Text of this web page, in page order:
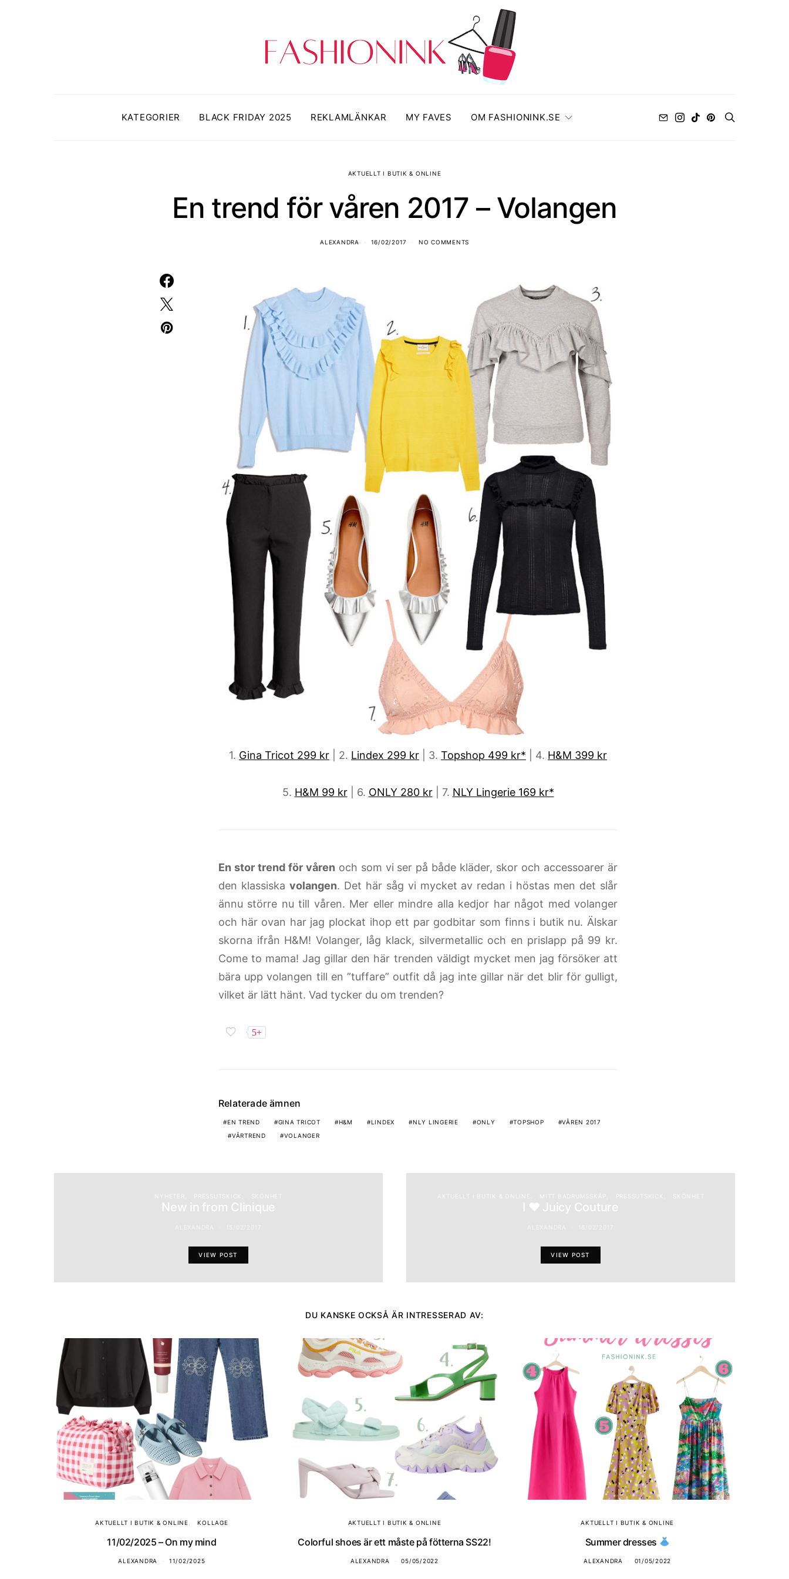
KATEGORIER BLACK FRIDAY 2025 REKLAMLÄNKAR MY FAVES OM FASHIONINK.SE
AKTUELLT I BUTIK & ONLINE
En trend för våren 2017 – Volangen
ALEXANDRA 16/02/2017 NO COMMENTS
1. Gina Tricot 299 kr | 2. Lindex 299 kr | 3. Topshop 499 kr* | 4. H&M 399 kr
5. H&M 99 kr| 6. ONLY 280 kr| 7. NLY Lingerie 169 kr*
En stor trend för våren och som vi ser på både kläder, skor och accessoarer är
den klassiska volangen. Det här såg vi mycket av redan i höstas men det slår
ännu större nu till våren. Mer eller mindre alla kedjor har något med volanger
och här ovan har jag plockat ihop ett par godbitar som finns i butik nu. Älskar
skorna ifrån H&M! Volanger, låg klack, silvermetallic och en prislapp på 99 kr.
Come to mama! Jag gillar den här trenden väldigt mycket men jag försöker att
bära upp volangen till en ”tuffare” outfit då jag inte gillar när det blir för gulligt,
vilket är lätt hänt. Vad tycker du om trenden?
5+
Relaterade ämnen
EN TREND GINA TRICOT H&M LINDEX NLY LINGERIE ONLY TOPSHOP
VÅREN 2017
VÅRTREND
VOLANGER
NYHETER PRESSUTSKICK SKÖNHET
New in from Clinique
VIEW POST
AKTUELLT I BUTIK & ONLINE MITT BADRUMSSKÅP PRESSUTSKICK SKÖNHET
I ♥ Juicy Couture
VIEW POST
DU KANSKE OCKSÅ ÄR INTRESSERAD AV:
AKTUELLT I BUTIK & ONLINE KOLLAGE
11/02/2025 – On my mind
ALEXANDRA 11/02/2025
AKTUELLT I BUTIK & ONLINE
Colorful shoes är ett måste på fötterna SS22!
ALEXANDRA 05/05/2022
AKTUELLT I BUTIK & ONLINE
Summer dresses
ALEXANDRA 01/05/2022